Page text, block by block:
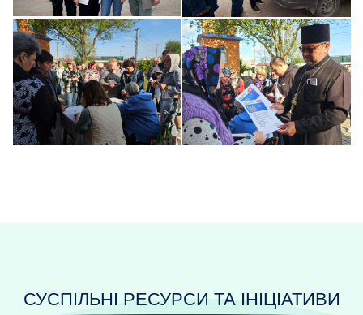
СУСПІЛЬНІ РЕСУРСИ ТА ІНІЦІАТИВИ